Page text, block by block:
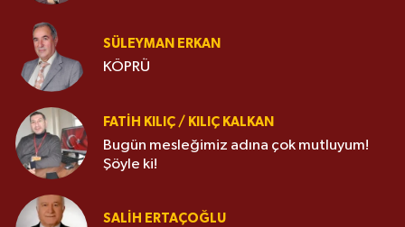
SÜLEYMAN ERKAN
KÖPRÜ
FATIH KILIÇ / KILIÇ KALKAN
Bugün mesleğimiz adına çok mutluyum!
Şöyle ki!
SALIH ERTAÇOĞLU